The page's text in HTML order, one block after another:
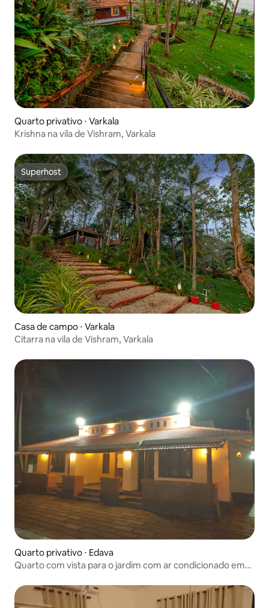
Quarto privativo ⋅ Varkala
Krishna na vila de Vishram, Varkala
Superhost
Superhost
Casa de campo ⋅ Varkala
Citarra na vila de Vishram, Varkala
Quarto privativo ⋅ Edava
Quarto com vista para o jardim com ar condicionado em